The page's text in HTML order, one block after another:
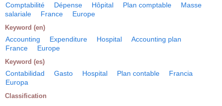
Comptabilité Dépense Hôpital Plan comptable
Masse
salariale
France Europe
Keyword (en)
Accounting Expenditure Hospital
Accounting plan
France
Europe
Keyword (es)
Contabilidad Gasto Hospital Plan contable
Francia
Europa
Classification